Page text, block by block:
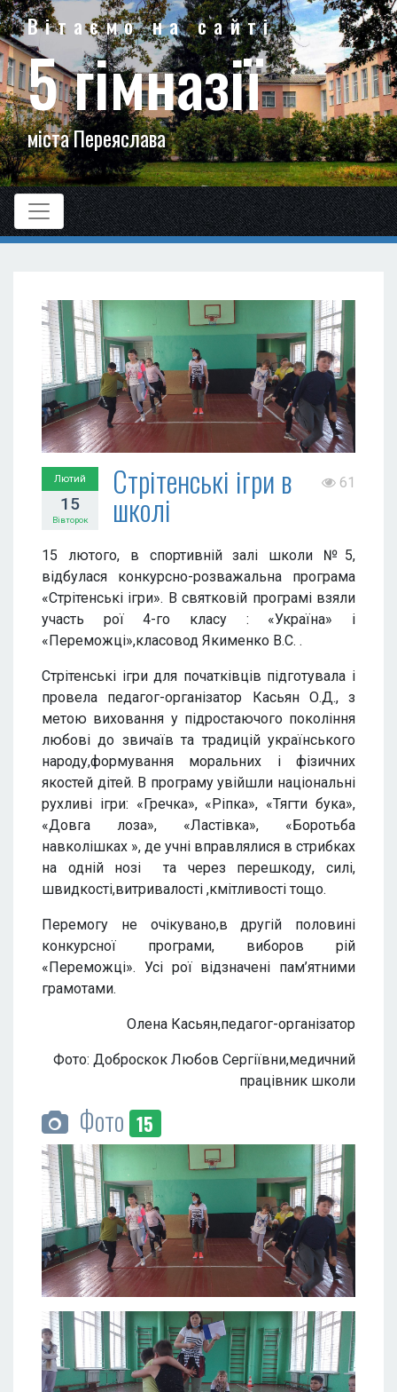
Вітаємо на сайті
5 гімназії
міста Переяслава
Лютий
15
Вівторок
Стрітенські ігри в
школі
61
15 лютого, в спортивній залі школи №5,
відбулася конкурсно-розважальна програма
«Стрітенські ігри». В святковій програмі взяли
участь рої 4-го класу : «Україна» і
«Переможці»,класовод Якименко В.С. .
Стрітенські ігри для початківців підготувала і
провела педагог-організатор Касьян О.Д., з
метою виховання у підростаючого покоління
любові до звичаїв та традицій українського
народу,формування моральних і фізичних
якостей дітей. В програму увійшли національні
рухливі ігри: «Гречка», «Ріпка», «Тягти бука»,
«Довга лоза», «Ластівка», «Боротьба
навколішках », де учні вправлялися в стрибках
на одній нозі та через перешкоду, силі,
швидкості,витривалості ,кмітливості тощо.
Перемогу не очікувано,в другій половині
конкурсної програми, виборов рій
«Переможці». Усі рої відзначені пам’ятними
грамотами.
Олена Касьян,педагог-організатор
Фото: Доброскок Любов Сергіївни,медичний
працівник школи
Фото 15